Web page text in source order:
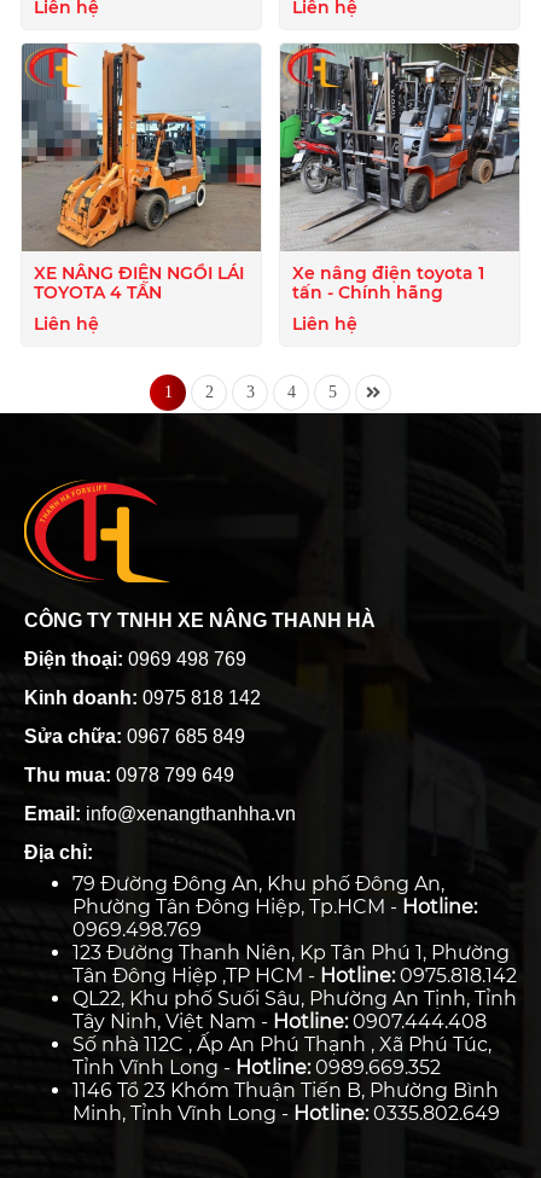
Liên hệ
Liên hệ
XE NÂNG ĐIỆN NGỒI LÁI
TOYOTA 4 TẤN
Liên hệ
Xe nâng điện toyota 1
tấn - Chính hãng
Liên hệ
1 2 3 4 5
CÔNG TY TNHH XE NÂNG THANH HÀ
Điện thoại: 0969 498 769
Kinh doanh: 0975 818 142
Sửa chữa: 0967 685 849
Thu mua: 0978 799 649
Email: info@xenangthanhha.vn
Địa chỉ:
79 Đường Đông An, Khu phố Đông An,
Phường Tân Đông Hiệp, Tp.HCM - Hotline:
0969.498.769
123 Đường Thanh Niên, Kp Tân Phú 1, Phường
Tân Đông Hiệp ,TP HCM - Hotline:0975.818.142
QL22, Khu phố Suối Sâu, Phường An Tịnh, Tỉnh
Tây Ninh, Việt Nam - Hotline:0907.444.408
Số nhà 112C , Ấp An Phú Thạnh , Xã Phú Túc,
Tỉnh Vĩnh Long - Hotline:0989.669.352
1146 Tổ 23 Khóm Thuận Tiến B, Phường Bình
Minh, Tỉnh Vĩnh Long - Hotline:0335.802.649